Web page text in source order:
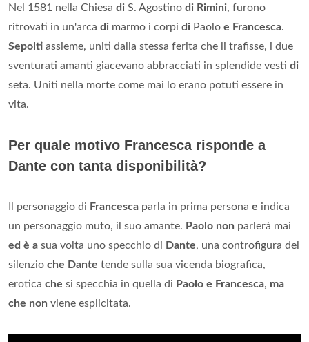
Nel 1581 nella Chiesa di S. Agostino di Rimini, furono
ritrovati in un'arca di marmo i corpi di Paolo e Francesca.
Sepolti assieme, uniti dalla stessa ferita che li trafisse, i due
sventurati amanti giacevano abbracciati in splendide vesti di
seta. Uniti nella morte come mai lo erano potuti essere in
vita.
Per quale motivo Francesca risponde a
Dante con tanta disponibilità?
Il personaggio di Francesca parla in prima persona e indica
un personaggio muto, il suo amante. Paolo non parlerà mai
ed è a sua volta uno specchio di Dante, una controfigura del
silenzio che Dante tende sulla sua vicenda biografica,
erotica che si specchia in quella di Paolo e Francesca, ma
che non viene esplicitata.